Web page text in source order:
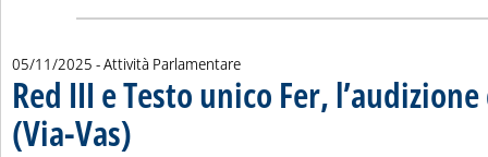
05/11/2025 - Attività Parlamentare
Red III e Testo unico Fer,
(Via-Vas)